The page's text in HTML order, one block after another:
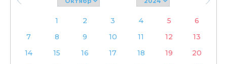
1 2 3 4 5
6
7
8 9 10 11 12
13
14
15 16 17 18 19
20